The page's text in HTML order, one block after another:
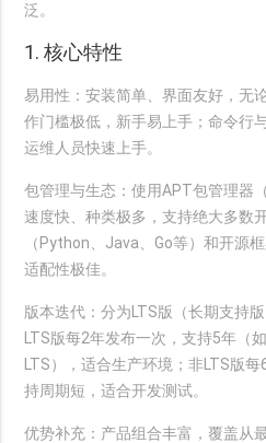
泛。
1. 核心特性
易用性 ：安装简单、界面友好，无
作门槛极低，新手易上手；命令行
运维人员快速上手。
包管理与生态 ：使用APT包管理
速度快、种类极多，支持绝大多数
（Python、Java、Go等）和开源
适配性极佳。
版本迭代 ：分为LTS版（长期支持
LTS版每2年发布一次，支持5年（
LTS），适合生产环境；非LTS版
持周期短，适合开发测试。
优势补充 ：产品组合丰富，覆盖从